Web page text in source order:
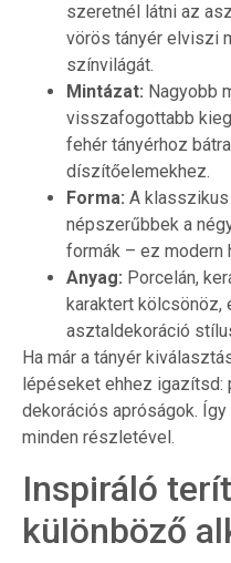
szeretnél látni az
vörös tányér elviszi
színvilágát.
Mintázat: Nagyobb
visszafogottabb
fehér tányérhoz
díszítőelemekhez.
Forma: A
népszerűbbek a
formák – ez modern
Anyag: Porcelán,
karaktert kölcsönöz,
asztaldekoráció
Ha már a tányér
lépéseket ehhez igazítsd:
dekorációs apróságok.
minden részletével.
Inspiráló
különböző